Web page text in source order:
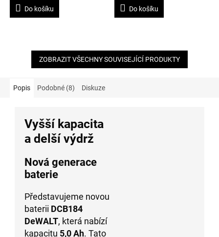
4,7
Do košíku
4,5
Do košíku
ZOBRAZIT VŠECHNY SOUVISEJÍCÍ PRODUKTY
Popis Podobné (8) Diskuze
Vyšší kapacita
a delší výdrž
Nová generace
baterie
Představujeme novou
baterii DCB184
DeWALT, která nabízí
kapacitu 5,0 Ah. Tato